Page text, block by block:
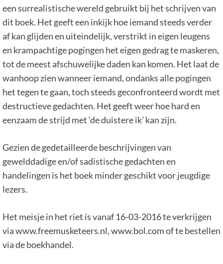
een surrealistische wereld gebruikt bij het schrijven van
dit boek. Het geeft een inkijk hoe iemand steeds verder
af kan glijden en uiteindelijk, verstrikt in eigen leugens
en krampachtige pogingen het eigen gedrag te maskeren,
tot de meest afschuwelijke daden kan komen. Het laat de
wanhoop zien wanneer iemand, ondanks alle pogingen
het tegen te gaan, toch steeds geconfronteerd wordt met
destructieve gedachten. Het geeft weer hoe hard en
eenzaam de strijd met ‘de duistere ik’ kan zijn.
Gezien de gedetailleerde beschrijvingen van
gewelddadige en/of sadistische gedachten en
handelingen is het boek minder geschikt voor jeugdige
lezers.
Het meisje in het riet is vanaf 16-03-2016 te verkrijgen
via www.freemusketeers.nl, www.bol.com of te bestellen
via de boekhandel.